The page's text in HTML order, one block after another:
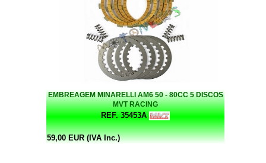
EMBREAGEM MINARELLI AM6 50 - 80CC 5 DISCOS
MVT RACING
REF. 35453A
59,00 EUR (IVA Inc.)